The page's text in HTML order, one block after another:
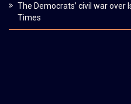
The Democrats’ civil war over
Times